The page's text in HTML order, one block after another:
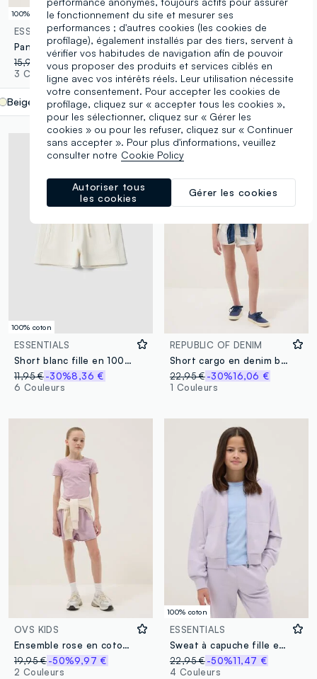
100% coton
ESSENTIALS
Pantalon beige en pur coton pour filles, coupe régulière
15,95 €
-50%7,97 €
3 Couleurs
Beige label.selectsize
OVS KIDS
T-shirt slim fit rayé beige pour fille
19,95 € -30% 13,96 €
2 Couleurs
100% coton
ESSENTIALS
Short blanc fille en 100 % coton bio avec taille élastiquée
11,95 €-30%8,36 €
6 Couleurs
REPUBLIC OF DENIM
Short cargo en denim blanc pour fille en coton stretch, coupe slim
22,95 € -30%16,06 €
1 Couleurs
OVS KIDS
Ensemble rose en coton stretch avec t-shirt et short
19,95 €-50%9,97 €
2 Couleurs
100% coton
ESSENTIALS
Sweat à capuche fille en coton violet, coupe régulière avec zip
22,95 € -50%11,47 €
4 Couleurs
le fonctionnement du site et mesurer ses
performances ; d'autres cookies (les cookies de
profilage), également installés par des tiers, servent à
vérifier vos habitudes de navigation afin de pouvoir
vous proposer des produits et services ciblés en
ligne avec vos intérêts réels. Leur utilisation nécessite
votre consentement. Pour accepter les cookies de
profilage, cliquez sur « accepter tous les cookies »,
pour les sélectionner, cliquez sur « Gérer les
cookies » ou pour les refuser, cliquez sur « Continuer
sans accepter ». Pour plus d'informations, veuillez
consulter notre Cookie Policy
Gérer les cookies
Autoriser tous
les cookies